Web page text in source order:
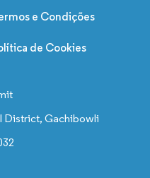
e Condições
de Cookies
District, Gachibowli